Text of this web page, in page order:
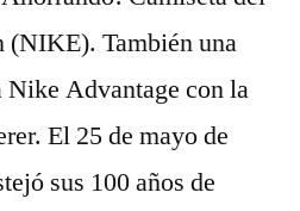
(NIKE). También una
Nike Advantage con la
El 25 de mayo de
sus 100 años de